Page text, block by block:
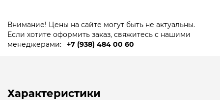
Внимание! Цены на сайте могут быть не актуальны.
Если хотите оформить заказ, свяжитесь с нашими
менеджерами:
+7 (938) 484 00 60
Характеристики